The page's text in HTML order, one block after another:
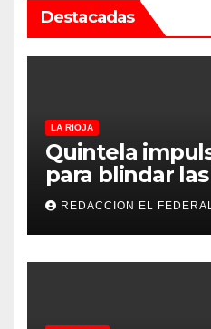
Destacadas
LA RIOJA
Quintela
para blindar
de La Rioja:
principales
REDACCION EL